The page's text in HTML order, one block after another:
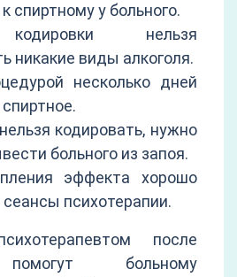
спиртному у больного.
нельзя
никакие виды алкоголя.
несколько дней
кодировать, нужно
больного из запоя.
эффекта хорошо
психотерапии.
после
больному